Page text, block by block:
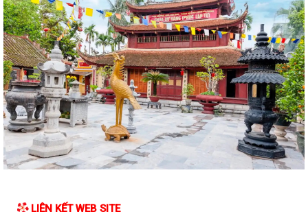
Phó Bí thư Đảng ủy, Chủ tịch Ủy ban...
Toàn văn Chương trình hành động của đồng chí Vũ Thành Tô - Bí thư
Đảng ủy, Chủ tịch Hội đồng nhân...
Nghị quyết số 03/NQ-UBBC ngày 23/02/2026 của Ủy ban bầu cử xã về
việc lập và công bố danh sách...
Ngày 15/02/2026, Ủy ban Bầu cử thành phố Hải Phòng đã ban hành
Nghị quyết số 03/NQ-UBBC về việc lập...
Công an xã Vĩnh Hoà ra quân cao điểm tấn công, trấn áp tội phạm, bảo
LIÊN KẾT WEB SITE